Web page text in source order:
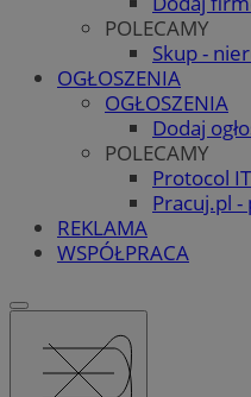
POLECAMY
Skup -
OGŁOSZENIA
OGŁOSZENIA
Dodaj
POLECAMY
Protocol IT
Pracuj.pl
REKLAMA
WSPÓŁPRACA